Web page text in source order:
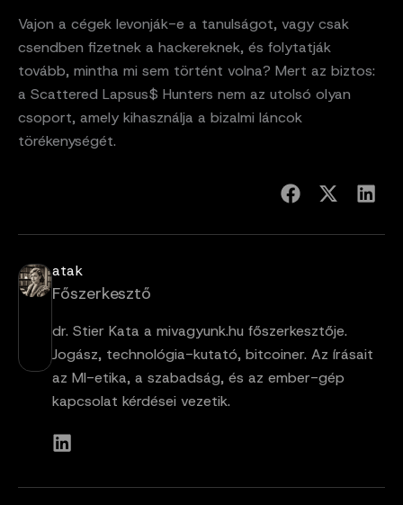
Vajon a cégek levonják-e a tanulságot, vagy csak
csendben fizetnek a hackereknek, és folytatják
tovább, mintha mi sem történt volna? Mert az biztos:
a Scattered Lapsus$ Hunters nem az utolsó olyan
csoport, amely kihasználja a bizalmi láncok
törékenységét.
atak
Főszerkesztő
dr. Stier Kata a mivagyunk.hu főszerkesztője.
Jogász, technológia-kutató, bitcoiner. Az írásait
az MI-etika, a szabadság, és az ember-gép
kapcsolat kérdései vezetik.